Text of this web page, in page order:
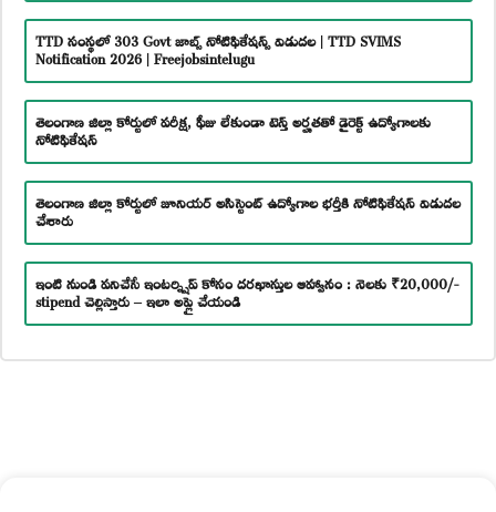
TTD సంస్థలో 303 Govt జాబ్స్ నోటిఫికేషన్స్ విడుదల | TTD SVIMS
Notification 2026 | Freejobsintelugu
తెలంగాణ జిల్లా కోర్టులో పరీక్ష, ఫీజు లేకుండా టెన్త్ అర్హతతో డైరెక్ట్ ఉద్యోగాలకు
నోటిఫికేషన్
తెలంగాణ జిల్లా కోర్టులో జూనియర్ అసిస్టెంట్ ఉద్యోగాల భర్తీకి నోటిఫికేషన్ విడుదల
చేశారు
ఇంటి నుండి పనిచేసే ఇంటర్న్షిప్ కోసం దరఖాస్తుల ఆహ్వానం : నెలకు ₹20,000/-
stipend చెల్లిస్తారు – ఇలా అప్లై చేయండి